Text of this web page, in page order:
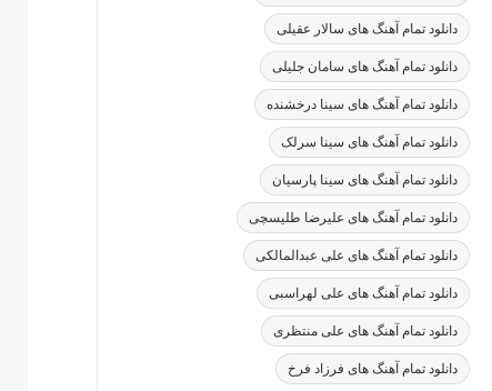
دانلود تمام آهنگ های سالار عقیلی
دانلود تمام آهنگ های سامان جلیلی
دانلود تمام آهنگ های سینا درخشنده
دانلود تمام آهنگ های سینا سرلک
دانلود تمام آهنگ های سینا پارسیان
دانلود تمام آهنگ های علیرضا طلیسچی
دانلود تمام آهنگ های علی عبدالمالکی
دانلود تمام آهنگ های علی لهراسبی
دانلود تمام آهنگ های علی منتظری
دانلود تمام آهنگ های فرزاد فرخ